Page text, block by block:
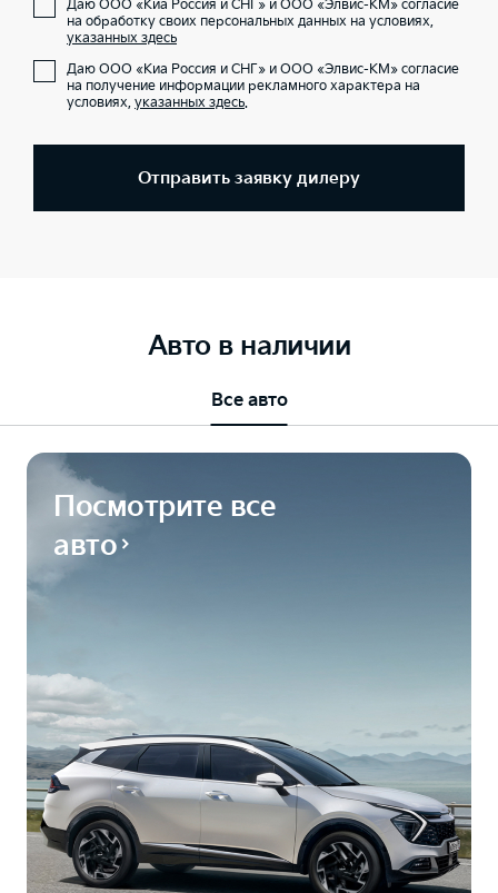
Даю ООО «Киа Россия и СНГ» и ООО «Элвис-КМ» согласие
на обработку своих персональных данных на условиях,
указанных здесь
Даю ООО «Киа Россия и СНГ» и ООО «Элвис-КМ» согласие
на получение информации рекламного характера на
условиях, указанных здесь.
Отправить заявку дилеру
Авто в наличии
Все авто
Посмотрите все
авто